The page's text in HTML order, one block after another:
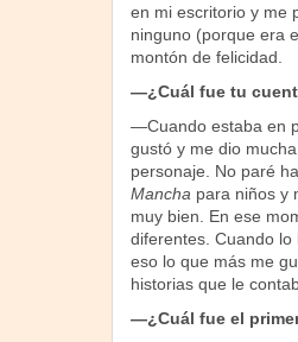
en mi escritorio y me
ninguno (porque era
montón de felicidad.
—¿Cuál fue tu
—Cuando estaba en
gustó y me dio
personaje. No paré
Mancha para niños y
muy bien. En ese
diferentes. Cuando
eso lo que más me
historias que le
—¿Cuál fue el